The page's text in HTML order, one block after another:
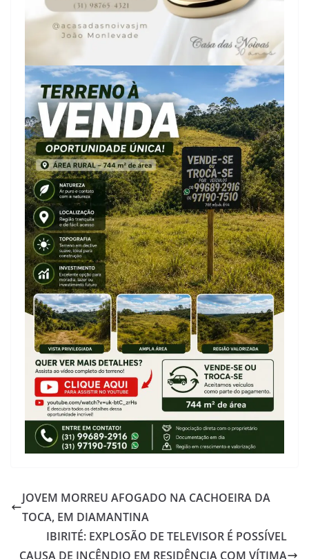
JOVEM MORREU AFOGADO NA CACHOEIRA DA
TOCA, EM DIAMANTINA
IBIRITÉ: EXPLOSÃO DE TELEVISOR É POSSÍVEL
CAUSA DE INCÊNDIO EM RESIDÊNCIA COM VÍTIMA